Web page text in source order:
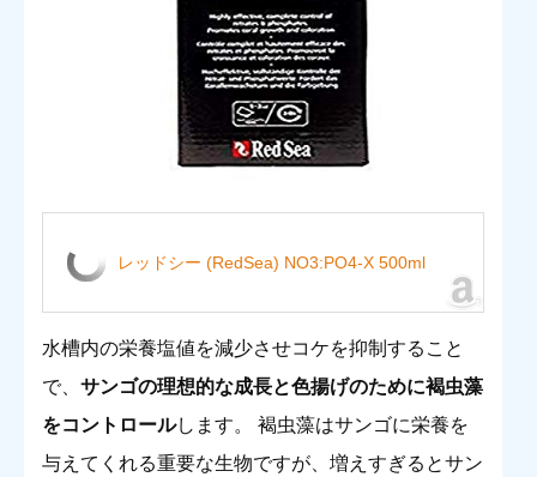
レッドシー (RedSea) NO3:PO4-X 500ml
水槽内の栄養塩値を減少させコケを抑制すること
で、 サンゴの理想的な成長と色揚げのために褐虫藻
をコントロールします。 褐虫藻はサンゴに栄養を
与えてくれる重要な生物ですが、増えすぎるとサン